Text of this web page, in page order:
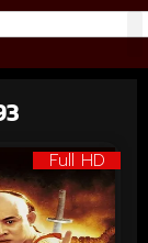
Full HD